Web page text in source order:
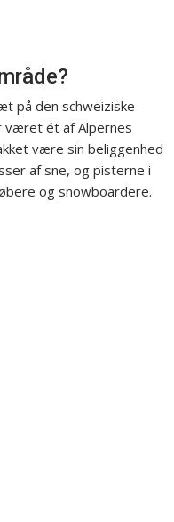
på den schweiziske
været ét af Alpernes
være sin beliggenhed
af sne, og pisterne i
og snowboardere.